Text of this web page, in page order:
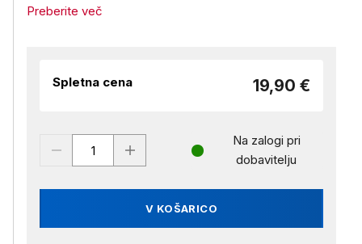
Preberite več
Spletna cena 19,90 €
V KOŠARICO
Na zalogi pri
dobavitelju